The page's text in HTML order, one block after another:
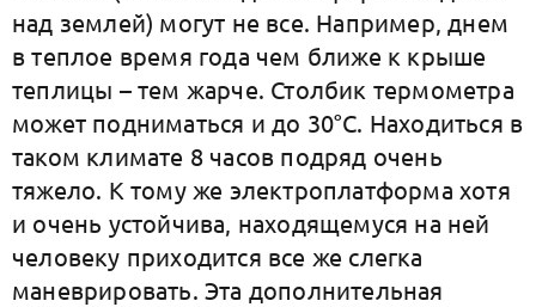
над землей) могут не все. Например, днем
в теплое время года чем ближе к крыше
теплицы – тем жарче. Столбик термометра
может подниматься и до 30°С. Находиться в
таком климате 8 часов подряд очень
тяжело. К тому же электроплатформа хотя
и очень устойчива, находящемуся на ней
человеку приходится все же слегка
маневрировать. Эта дополнительная